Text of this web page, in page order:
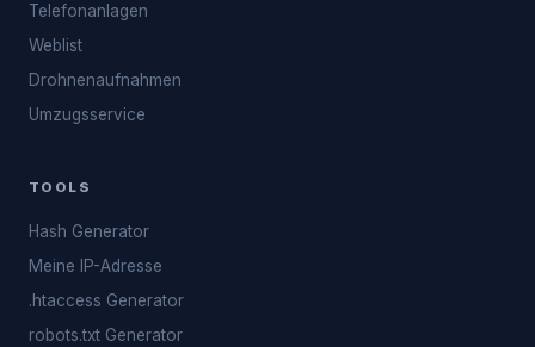
Telefonanlagen
Weblist
Drohnenaufnahmen
Umzugsservice
TOOLS
Hash Generator
Meine IP-Adresse
.htaccess Generator
robots.txt Generator